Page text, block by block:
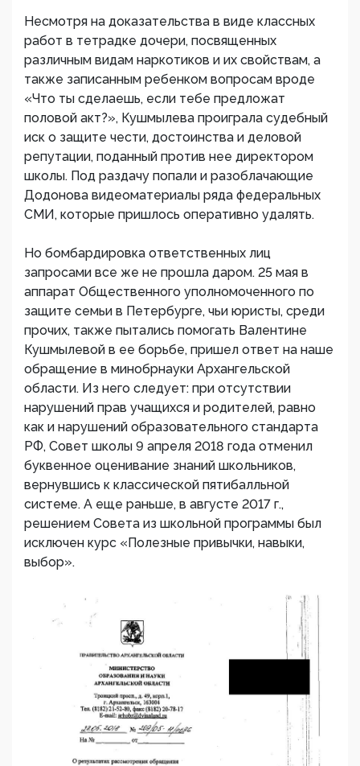
Несмотря на доказательства в виде классных
работ в тетрадке дочери, посвященных
различным видам наркотиков и их свойствам, а
также записанным ребенком вопросам вроде
«Что ты сделаешь, если тебе предложат
половой акт?», Кушмылева проиграла судебный
иск о защите чести, достоинства и деловой
репутации, поданный против нее директором
школы. Под раздачу попали и разоблачающие
Додонова видеоматериалы ряда федеральных
СМИ, которые пришлось оперативно удалять.
Но бомбардировка ответственных лиц
запросами все же не прошла даром. 25 мая в
аппарат Общественного уполномоченного по
защите семьи в Петербурге, чьи юристы, среди
прочих, также пытались помогать Валентине
Кушмылевой в ее борьбе, пришел ответ на наше
обращение в минобрнауки Архангельской
области. Из него следует: при отсутствии
нарушений прав учащихся и родителей, равно
как и нарушений образовательного стандарта
РФ, Совет школы 9 апреля 2018 года отменил
буквенное оценивание знаний школьников,
вернувшись к классической пятибалльной
системе. А еще раньше, в августе 2017 г.,
решением Совета из школьной программы был
исключен курс «Полезные привычки, навыки,
выбор».